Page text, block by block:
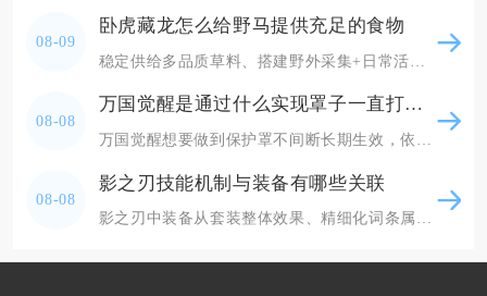
08-09
卧虎藏龙怎么给野马提供充足的食物
08-08
万国觉醒是通过什么实现罩子一直打开的
08-08
影之刃技能机制与装备有哪些关联